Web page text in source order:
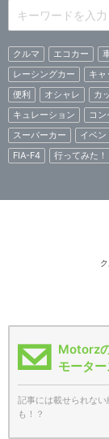
クルマ エコカー
レーシングカー
キャ
便利
オシャレ カ
キュレーション
コ
スーパーカー
イベン
FIA-F4
行ってみた！
Motorz
モータ
記事には載せられな
も！？